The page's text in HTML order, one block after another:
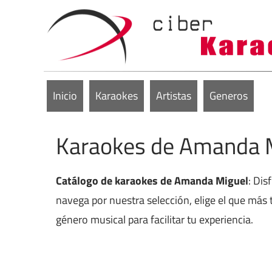
Inicio Karaokes Artistas Generos
Karaokes de Amanda
Catálogo de karaokes de Amanda Miguel:
navega por nuestra selección, elige el que
género musical para facilitar tu experiencia.